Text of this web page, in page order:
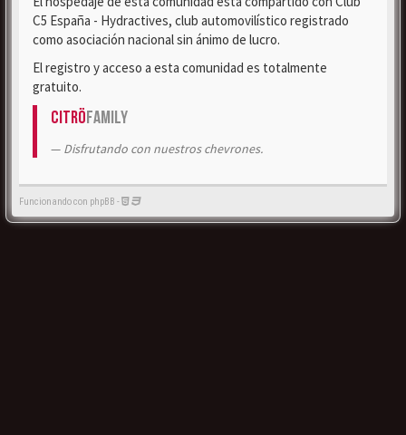
C5 España - Hydractives, club automovilístico registrado
como asociación nacional sin ánimo de lucro.
El registro y acceso a esta comunidad es totalmente
gratuito.
CitröFamily
Disfrutando con nuestros chevrones.
Funcionando con phpBB -